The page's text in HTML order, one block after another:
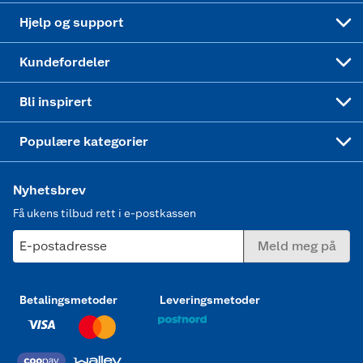
Hjelp og support
Kundefordeler
Bli inspirert
Populære kategorier
Nyhetsbrev
Få ukens tilbud rett i e-postkassen
E-postadresse Meld meg på
Betalingsmetoder Leveringsmetoder